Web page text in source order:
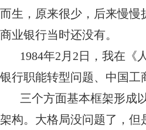
而生，原来很少，后来慢
商业银行当时还没有。
1984年2月2日，我在《
银行职能转型问题、中国
三个方面基本框架形成
架构。大格局没问题了，